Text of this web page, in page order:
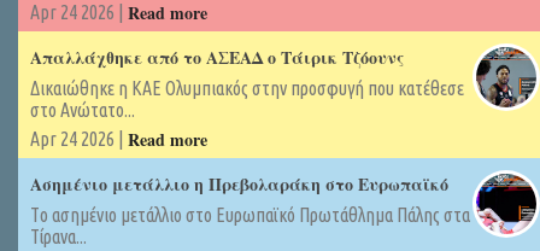
Apr 24 2026 | Read more
Απαλλάχθηκε από το ΑΣΕΑΔ ο Τάιρικ Τζόουνς
Δικαιώθηκε η ΚΑΕ Ολυμπιακός στην προσφυγή που κατέθεσε
στο Ανώτατο...
Apr 24 2026 | Read more
Ασημένιο μετάλλιο η Πρεβολαράκη στο Ευρωπαϊκό
Tο ασημένιο μετάλλιο στο Ευρωπαϊκό Πρωτάθλημα Πάλης στα
Τίρανα...